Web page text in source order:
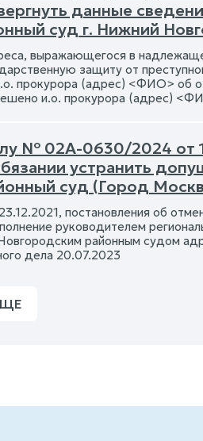
данные
суд г. Нижний
выражающегося в
защиту от
прокурора (адрес) <ФИО> об
и.о. прокурора (адрес)
№ 02А-0630/2024 от
устранить
суд (Город
постановления об
руководителем
районным судом
дела 20.07.2023